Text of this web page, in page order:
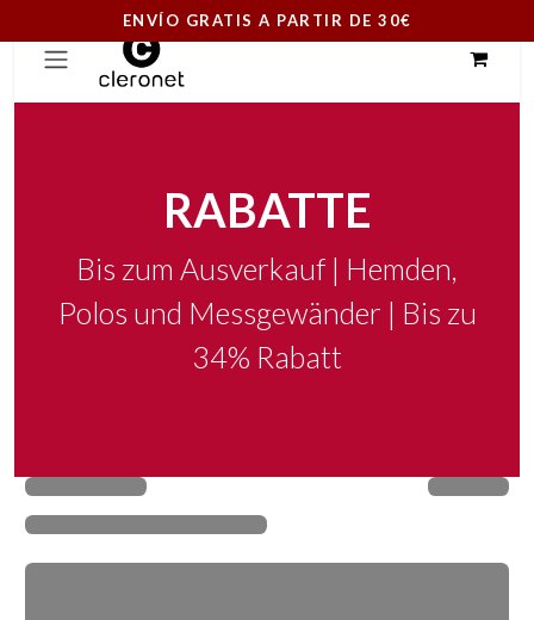
Zum Inhalt springen
RABATTE
Bis zum Ausverkauf | Hemden,
Polos und Messgewänder | Bis zu
34% Rabatt
ENVÍO GRATIS A PARTIR DE 30€